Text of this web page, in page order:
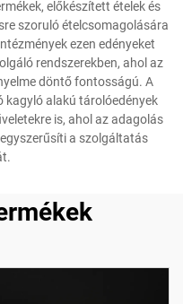
előkészített ételek és
szoruló ételcsomagolására
ezen edényeket
rendszerekben, ahol az
döntő fontosságú. A
alakú tárolóedények
is, ahol az adagolás
a szolgáltatás